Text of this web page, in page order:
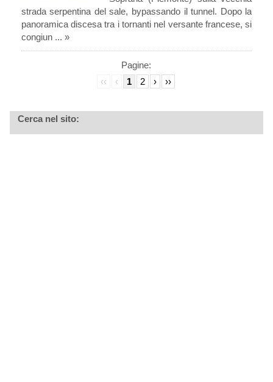
strada serpentina del sale, bypassando il tunnel. Dopo la
panoramica discesa tra i tornanti nel versante francese, si
congiun ... »
Pagine:
‹‹
‹ 1 2 › ››
Cerca nel sito: